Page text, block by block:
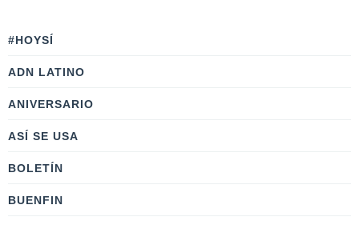
#HOYSÍ
ADN LATINO
ANIVERSARIO
ASÍ SE USA
BOLETÍN
BUENFIN